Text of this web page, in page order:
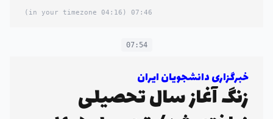
07:46
(04:16 in your timezone)
07:54
خبرگزاری دانشجویان ایران
زنگ آغاز سال تحصیلی